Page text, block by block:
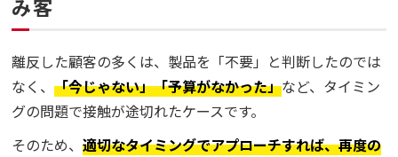
み客
離反した顧客の多くは、製品を「不要」と判断したのでは
なく、「今じゃない」「予算がなかった」など、タイミン
グの問題で接触が途切れたケースです。
そのため、適切なタイミングでアプローチすれば、再度の